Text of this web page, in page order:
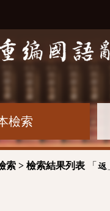
檢索
索 > 檢索結果列表 「 返